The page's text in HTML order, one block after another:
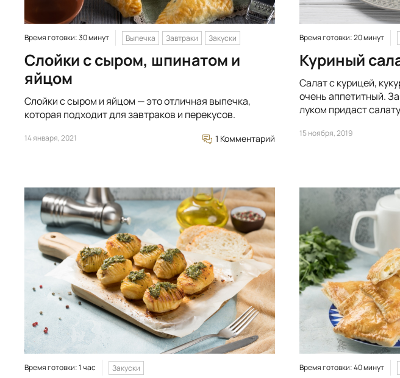
Время готовки: 30 минут Выпечка Завтраки Закуски
Слойки с сыром, шпинатом и
яйцом
Слойки с сыром и яйцом — это отличная выпечка,
которая подходит для завтраков и перекусов.
14 января, 2021 1 Комментарий
Время готовки: 20 минут
Куриный
Салат с курицей,
очень аппетитный.
луком придаст
15 ноября, 2019
Время готовки: 1 час Закуски Время готовки: 40 минут